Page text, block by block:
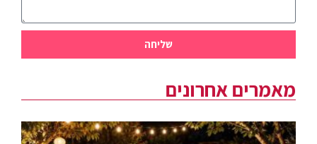
שליחה
מאמרים אחרונים